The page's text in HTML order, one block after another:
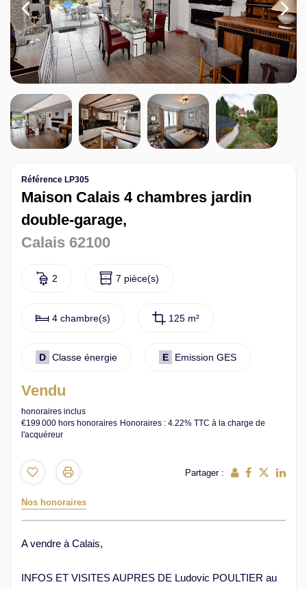
Nos outils
Contact
Référence LP305
Maison Calais 4 chambres jardin
double-garage,
Calais 62100
2 7 pièce(s)
4 chambre(s) 125 m²
D Classe énergie E Emission GES
Vendu
honoraires inclus
€199 000 hors honoraires Honoraires : 4.22% TTC à la charge de
l'acquéreur
Partager :
Nos honoraires
A vendre à Calais,
INFOS ET VISITES AUPRES DE Ludovic POULTIER au